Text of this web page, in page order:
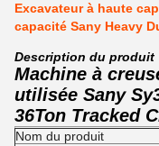
Excavateur à haute
capacité Sany Heavy
Description du produit
Machine à
utilisée Sany
36Ton Tracked
Nom du produit